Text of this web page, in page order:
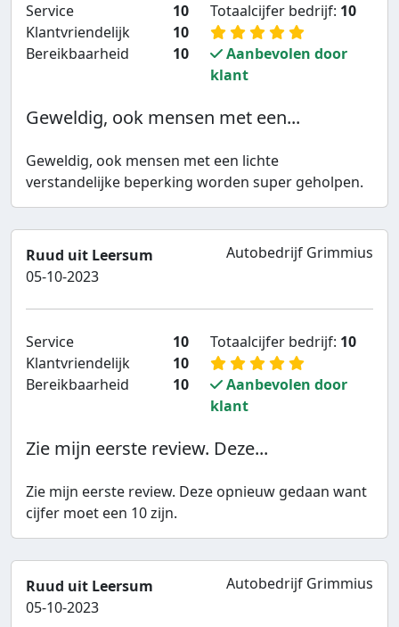
Service
10
Klantvriendelijk
10
Bereikbaarheid
10
Totaalcijfer bedrijf: 10
Aanbevolen door
klant
Geweldig, ook mensen met een...
Geweldig, ook mensen met een lichte
verstandelijke beperking worden super geholpen.
Ruud uit Leersum
05-10-2023
Autobedrijf Grimmius
Service
10
Klantvriendelijk
10
Bereikbaarheid
10
Totaalcijfer bedrijf: 10
Aanbevolen door
klant
Zie mijn eerste review. Deze...
Zie mijn eerste review. Deze opnieuw gedaan want
cijfer moet een 10 zijn.
Ruud uit Leersum
05-10-2023
Autobedrijf Grimmius